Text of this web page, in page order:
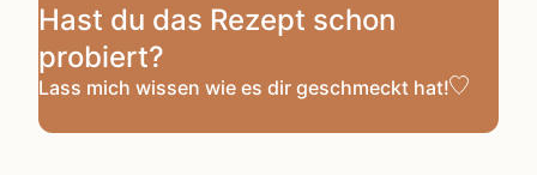
Hast du das Rezept schon
probiert?
Lass mich wissen wie es dir geschmeckt hat!